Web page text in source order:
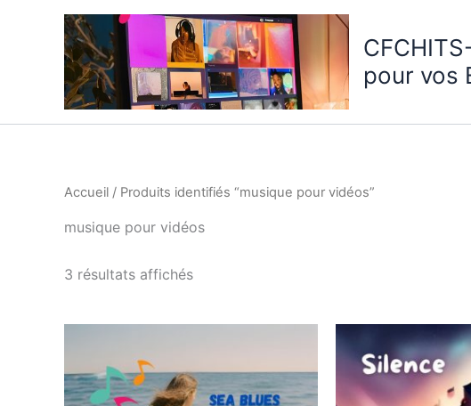
pour vos
Accueil / Produits identifiés “musique pour vidéos”
musique pour vidéos
3 résultats affichés